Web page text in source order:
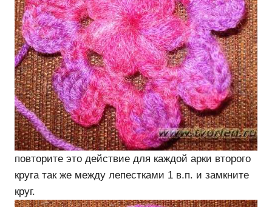
повторите это действие для каждой арки второго
круга так же между лепестками 1 в.п. и замкните
круг.